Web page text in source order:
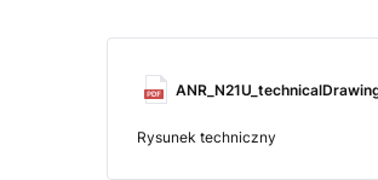
Rysunek techniczny